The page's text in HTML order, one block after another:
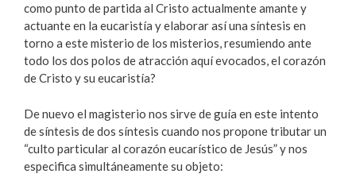
como punto de partida al Cristo actualmente amante y
actuante en la eucaristía y elaborar así una síntesis en
torno a este misterio de los misterios, resumiendo ante
todo los dos polos de atracción aquí evocados, el corazón
de Cristo y su eucaristía?
De nuevo el magisterio nos sirve de guía en este intento
de síntesis de dos síntesis cuando nos propone tributar un
“culto particular al corazón eucarístico de Jesús” y nos
especifica simultáneamente su objeto: